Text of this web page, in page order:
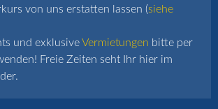
von uns erstatten lassen (siehe
und exklusiveVermietungen bitte per
Freie Zeiten seht Ihr hier im